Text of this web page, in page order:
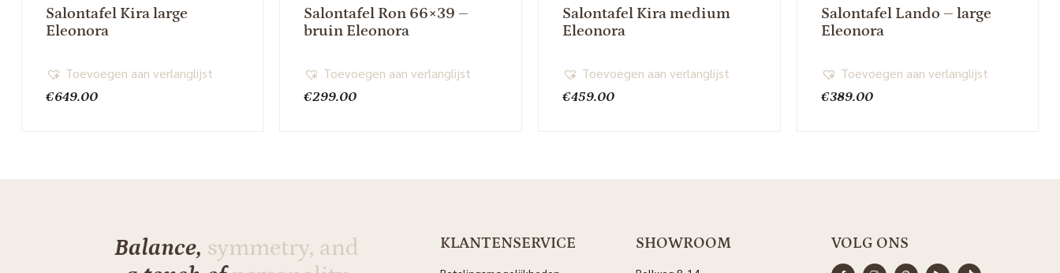
Salontafel Kira large
Eleonora
€649.00
Toevoegen aan verlanglijst
Salontafel Ron 66×39 –
bruin Eleonora
€299.00
Toevoegen aan verlanglijst
Salontafel Kira medium
Eleonora
€459.00
Toevoegen aan verlanglijst
Salontafel Lando – large
Eleonora
€389.00
Toevoegen aan verlanglijst
Balance, symmetry, and
KLANTENSERVICE SHOWROOM VOLG ONS